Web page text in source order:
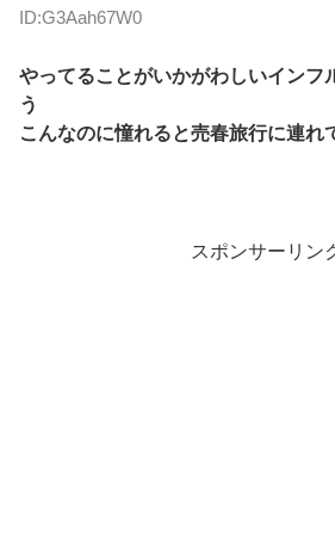
ID:G3Aah67W0
やってることがいかがわしいインフ
う
こんなのに憧れると売春旅行に連れ
スポンサーリン